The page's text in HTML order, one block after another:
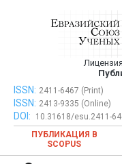
Евразийский Союз
ISSN: 2411-6467 (Print)
ISSN: 2413-9335 (Online)
DOI:
10.31618/esu.2411-
ПУБЛИКАЦИЯ В
SCOPUS